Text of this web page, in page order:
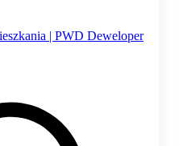
| PWD Deweloper